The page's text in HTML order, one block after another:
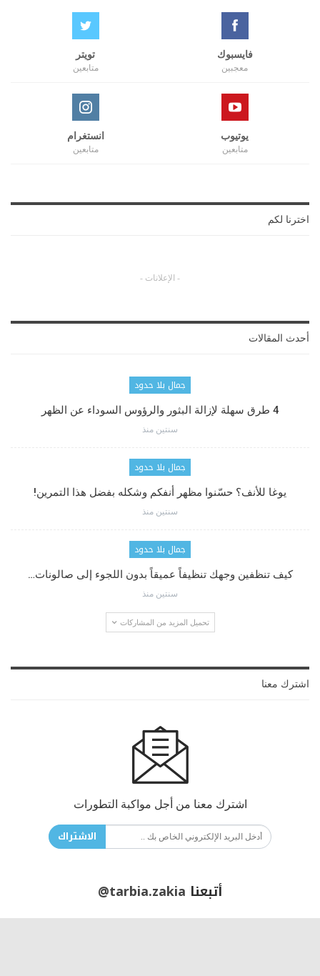
فايسبوك
معجبين
تويتر
متابعين
يوتيوب
متابعين
انستغرام
متابعين
اخترنا لكم
- الإعلانات -
أحدث المقالات
جمال بلا حدود
4 طرق سهلة لإزالة البثور والرؤوس السوداء عن الظهر
سنتين منذ
جمال بلا حدود
يوغا للأنف؟ حسّنوا مظهر أنفكم وشكله بفضل هذا التمرين!
سنتين منذ
جمال بلا حدود
كيف تنظفين وجهك تنظيفاً عميقاً بدون اللجوء إلى صالونات…
سنتين منذ
تحميل المزيد من المشاركات
اشترك معنا
اشترك معنا من أجل مواكبة التطورات
الاشتراك
أتبعنا @tarbia.zakia